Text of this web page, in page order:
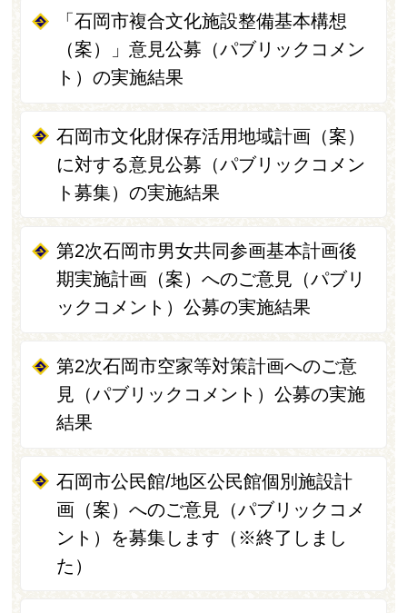
「石岡市複合文化施設整備基本構想
（案）」意見公募（パブリックコメン
ト）の実施結果
石岡市文化財保存活用地域計画（案）
に対する意見公募（パブリックコメン
ト募集）の実施結果
第2次石岡市男女共同参画基本計画後
期実施計画（案）へのご意見（パブリ
ックコメント）公募の実施結果
第2次石岡市空家等対策計画へのご意
見（パブリックコメント）公募の実施
結果
石岡市公民館/地区公民館個別施設計
画（案）へのご意見（パブリックコメ
ント）を募集します（※終了しまし
た）